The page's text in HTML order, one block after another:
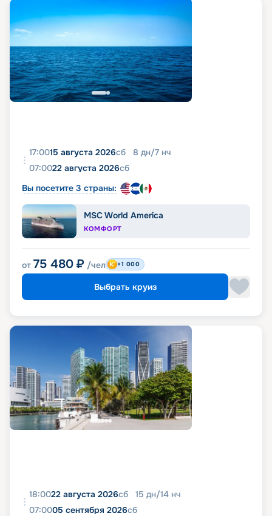
17:0015 августа 2026сб 8 дн/7 нч
07:0022 августа 2026сб
Вы посетите 3 страны:
MSC World America
КОМФОРТ
от 75 480 ₽ /чел +1 000
Выбрать круиз
18:0022 августа 2026сб 15 дн/14 нч
07:0005 сентября 2026сб